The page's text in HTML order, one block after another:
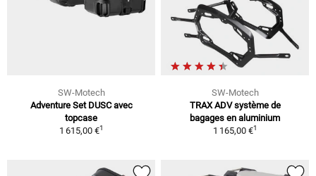
SW-Motech
Adventure Set DUSC avec
topcase
1 615,00 €1
SW-Motech
TRAX ADV système de
bagages en aluminium
1 165,00 €1